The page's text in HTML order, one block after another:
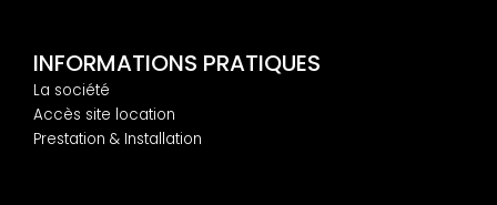
INFORMATIONS PRATIQUES
La société
Accès site location
Prestation & Installation